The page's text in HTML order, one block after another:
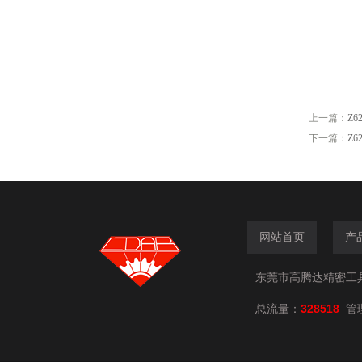
上一篇：
下一篇：
网站首页 产
东莞市高腾达精密工
总流量： 328518 管